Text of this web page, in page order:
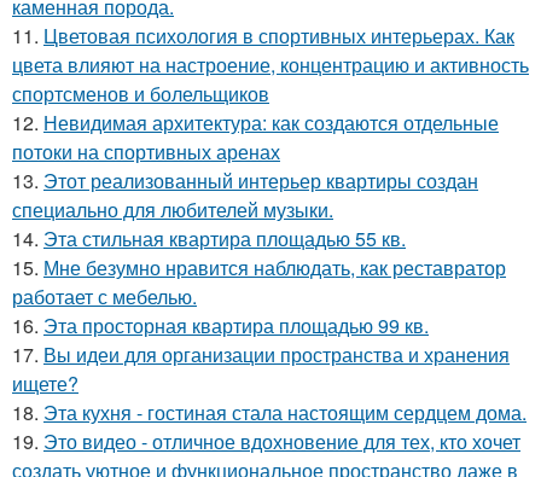
каменная порода.
11. Цветовая психология в спортивных интерьерах. Как
цвета влияют на настроение, концентрацию и активность
спортсменов и болельщиков
12. Невидимая архитектура: как создаются отдельные
потоки на спортивных аренах
13. Этот реализованный интерьер квартиры создан
специально для любителей музыки.
14. Эта стильная квартира площадью 55 кв.
15. Мне безумно нравится наблюдать, как реставратор
работает с мебелью.
16. Эта просторная квартира площадью 99 кв.
17. Вы идеи для организации пространства и хранения
ищете?
18. Эта кухня - гостиная стала настоящим сердцем дома.
19. Это видео - отличное вдохновение для тех, кто хочет
создать уютное и функциональное пространство даже в